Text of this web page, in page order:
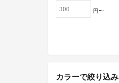
円〜
カラーで絞り込み